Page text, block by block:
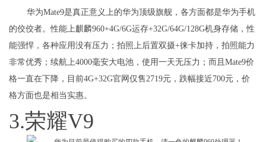
华为Mate9是真正意义上的华为顶级旗舰，各方面都是华为手机
的佼佼者。性能上麒麟960+4G/6G运存+32G/64G/128G机身存储，性
能强悍，各种应用没有压力；拍照上后置双摄+徕卡加持，拍照能力
非常优秀；续航上4000毫安大电池，使用一天无压力；而且Mate9价
格一直在下降，目前4G+32G官网仅售2719元，跌幅接近700元，价
格方面也是相当实惠。
3.荣耀V9